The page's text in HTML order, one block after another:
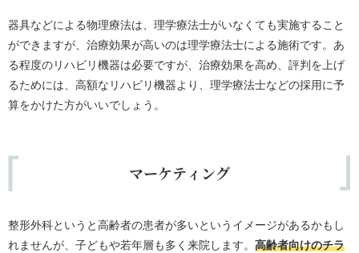
器具などによる物理療法は、理学療法士がいなくても実施すること
ができますが、治療効果が高いのは理学療法士による施術です。あ
る程度のリハビリ機器は必要ですが、治療効果を高め、評判を上げ
るためには、高額なリハビリ機器より、理学療法士などの採用に予
算をかけた方がいいでしょう。
マーケティング
整形外科というと高齢者の患者が多いというイメージがあるかもし
れませんが、子どもや若年層も多く来院します。 高齢者向けのチラ